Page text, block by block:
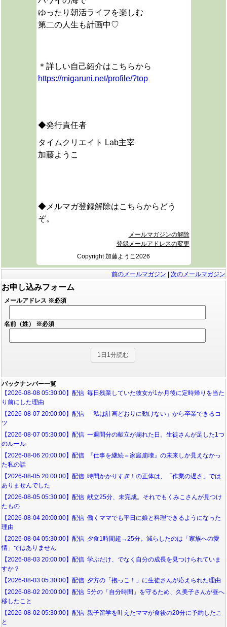
ゆったり朝活ライフを楽しむ
第二の人生も計画中♡
＊詳しい自己紹介はこちらから
https://migaruni.net/profile/?top
◆発行責任者
タイムクリエイト Lab主宰
加藤ようこ
◆メルマガ登録解除はこちらからどう
ぞ。
メールマガジンの解除
登録メールアドレスの変更
Copyright 加藤ようこ2026
前のメールマガジン 次のメールマガジン
お申し込みフォーム
メールアドレス ※必須
名前（姓） ※必須
バックナンバー一覧
【2026-08-08 05:30:00】配信 毎日残業していた彼女が1か月後に定時帰りを当た
り前にした理由
【2026-08-07 20:00:00】配信 「私は計画どおりに動けない」から卒業できるコ
ツ
【2026-08-07 05:30:00】配信 一週間分の献立が崩れた日。生徒さんが足した1つ
のルール
【2026-08-06 20:00:00】配信 『仕事を継続＝家庭崩壊』の未来しか見えなかっ
た私の話
【2026-08-05 20:00:00】配信 時間かかりすぎ！の正体は、「作業の遅さ」では
ありませんでした
【2026-08-05 05:30:00】配信 献立25分、未完成。それでもくみこさんが見つけ
たもの
【2026-08-04 20:00:00】配信 働くママでも平日に娘と料理できるようになった
理由
【2026-08-04 05:30:00】配信 夕食1時間超→25分。減らしたのは「家族への愛
情」ではありません
【2026-08-03 20:00:00】配信 学ぶだけ、でなく自分の成長を見つけられていま
すか？
【2026-08-03 05:30:00】配信 夕方の「抱っこ！」に生徒さんが応えられた理由
【2026-08-02 20:00:00】配信 5分の「自分時間」を守るため、久美子さんが昼へ
移したこと
【2026-08-02 05:30:00】配信 親子留学を叶えたママが食後の20分に予約したこ
と